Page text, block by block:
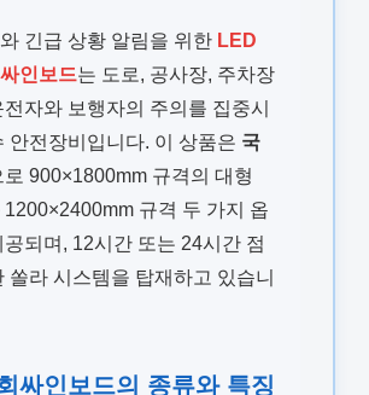
긴급 상황 알림을 위한 LED
인보드는 도로, 공사장, 주차장
자와 보행자의 주의를 집중시
안전장비입니다. 이 상품은 국
로 900×1800mm 규격의 대형
규격 두 가지 옵
공되며, 12시간 또는 24시간 점
쏠라 시스템을 탑재하고 있습니
싸인보드의 종류와 특징